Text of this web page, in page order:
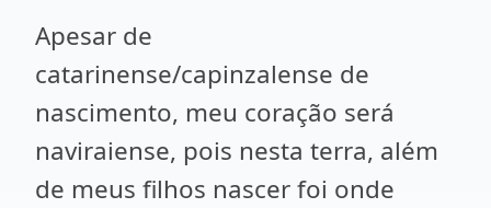
Apesar de
catarinense/capinzalense de
nascimento, meu coração será
naviraiense, pois nesta terra, além
de meus filhos nascer foi onde